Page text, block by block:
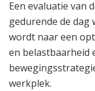
Een evaluatie van
gedurende de dag
wordt naar een
en belastbaarheid
werkplek.